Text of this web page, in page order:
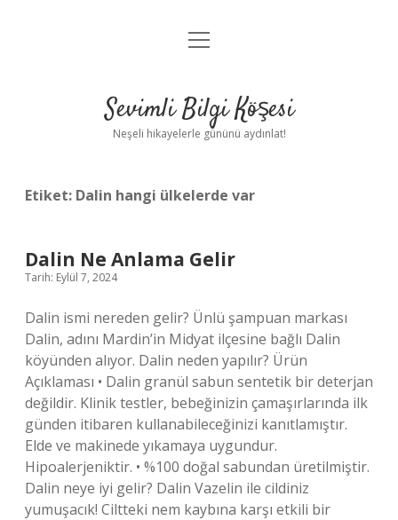
Anasayfa
Yasal Uyarı
menüyü
Sevimli Bilgi Köşesi
Neşeli hikayelerle gününü aydınlat!
Etiket: Dalin hangi ülkelerde var
Dalin Ne Anlama Gelir
Tarih: Eylül 7, 2024
Dalin ismi nereden gelir? Ünlü şampuan markası
Dalin, adını Mardin’in Midyat ilçesine bağlı Dalin
köyünden alıyor. Dalin neden yapılır? Ürün
Açıklaması • Dalin granül sabun sentetik bir deterjan
değildir. Klinik testler, bebeğinizin çamaşırlarında ilk
günden itibaren kullanabileceğinizi kanıtlamıştır.
Elde ve makinede yıkamaya uygundur.
Hipoalerjeniktir. • %100 doğal sabundan üretilmiştir.
Dalin neye iyi gelir? Dalin Vazelin ile cildiniz
yumuşacık! Ciltteki nem kaybına karşı etkili bir